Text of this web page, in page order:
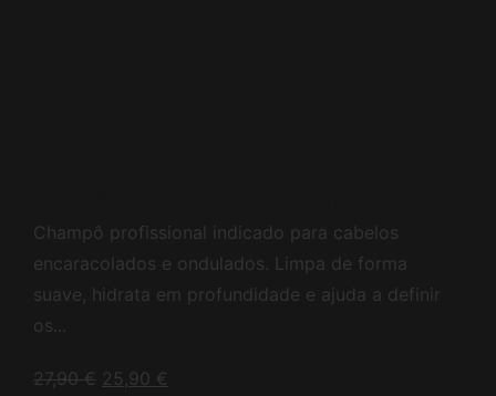
Champô profissional indicado para cabelos
encaracolados e ondulados. Limpa de forma
suave, hidrata em profundidade e ajuda a definir
os...
27,90€ 25,90 €